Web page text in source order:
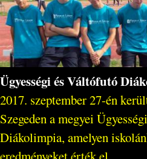
Ügyességi és Váltófutó
2017. szeptember 27-én
Szegeden a megyei
Diákolimpia, amelyen